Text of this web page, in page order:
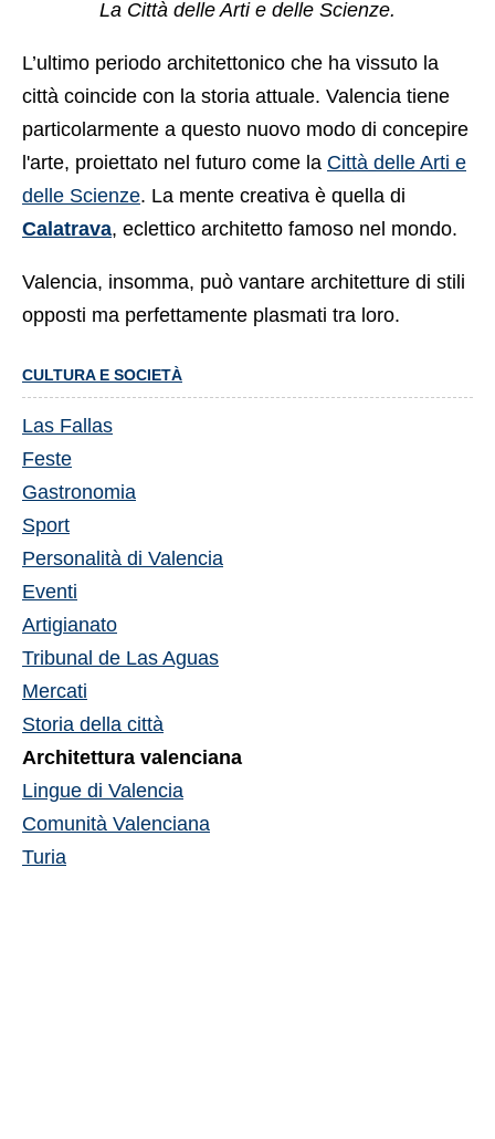
La Città delle Arti e delle Scienze.
L’ultimo periodo architettonico che ha vissuto la
città coincide con la storia attuale. Valencia tiene
particolarmente a questo nuovo modo di concepire
l'arte, proiettato nel futuro come la Città delle Arti e
delle Scienze. La mente creativa è quella di
Calatrava, eclettico architetto famoso nel mondo.
Valencia, insomma, può vantare architetture di stili
opposti ma perfettamente plasmati tra loro.
CULTURA E SOCIETÀ
Las Fallas
Feste
Gastronomia
Sport
Personalità di Valencia
Eventi
Artigianato
Tribunal de Las Aguas
Mercati
Storia della città
Architettura valenciana
Lingue di Valencia
Comunità Valenciana
Turia